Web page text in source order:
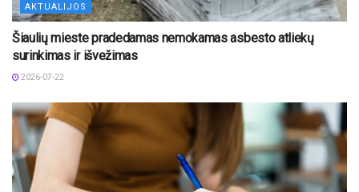
AKTUALIJOS
Šiaulių mieste pradedamas nemokamas asbesto atliekų
surinkimas ir išvežimas
2026-07-22